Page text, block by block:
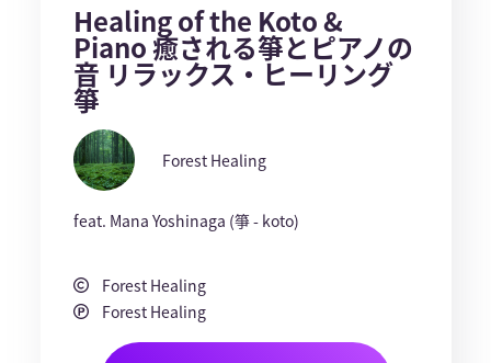
Healing of the Koto &
Piano 癒される箏とピアノの
音 リラックス・ヒーリング
箏
Forest Healing
feat. Mana Yoshinaga (箏 - koto)
Forest Healing
Forest Healing